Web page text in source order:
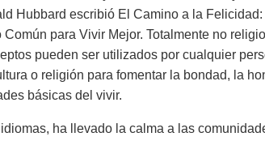
Hubbard escribió El Camino a la
Común para Vivir Mejor. Totalmente no
pueden ser utilizados por cualquier
o religión para fomentar la bondad, la
básicas del vivir.
ha llevado la calma a las